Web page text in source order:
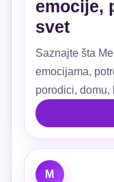
emocije,
svet
Saznajte šta
emocijama,
porodici,
sigurnosti.
M